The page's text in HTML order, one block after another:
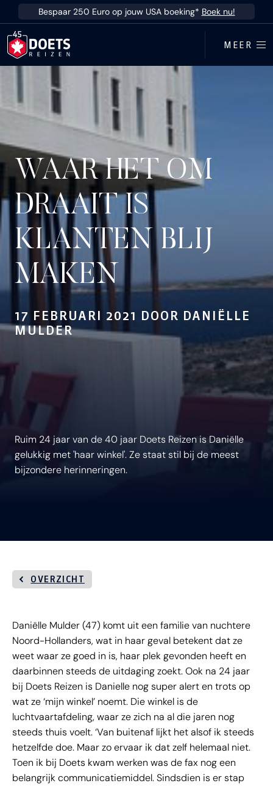
Ga direct naar inhoud
Bespaar 250 Euro op jouw USA boeking* Boek nu!
MEER
WAAR HET OM
DRAAIT IS
KLANTEN BLIJ
MAKEN
17 FEBRUARI 2021 DOOR DANIËLLE
MULDER
Ruim 24 jaar van de 40 jaar Doets Reizen is Daniëlle
gelukkig met 'haar winkel'. Ze staat stil bij de meest
bijzondere herinneringen.
OVERZICHT
Daniëlle Mulder (47) komt uit een familie van nuchtere
Noord-Hollanders, wat in haar geval betekent dat ze
weet waar ze goed in is, haar plek gevonden heeft en
daarbinnen steeds de uitdaging zoekt. Ook na 24 jaar
bij Doets Reizen is Danielle nog super alert en trots op
wat ze ‘mijn winkel’ noemt. Die winkel is de
luchtvaartafdeling, waar ze zich na al die jaren nog
steeds thuis voelt. ‘Van buitenaf lijkt het alsof ik steeds
hetzelfde doe. Maar zo ervaar ik dat zelf helemaal niet.
Toen ik bij Doets kwam werken was de fax nog een
belangrijk communicatiemiddel. Sindsdien is er stap